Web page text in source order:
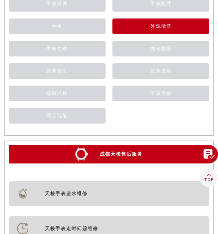
手表保养 手表配件
天梭 外观清洗
手表生锈 抛光翻新
新闻资讯 进水进灰
磕碰摔坏 手表受磁
网点地址
成都天梭售后服务
天梭手表进水维修
天梭手表走时问题维修

